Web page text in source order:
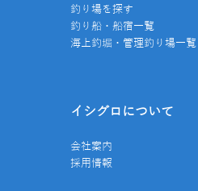
釣り場を探す
釣り船・船宿一覧
海上釣堀・管理釣り場一覧
イシグロについて
会社案内
採用情報